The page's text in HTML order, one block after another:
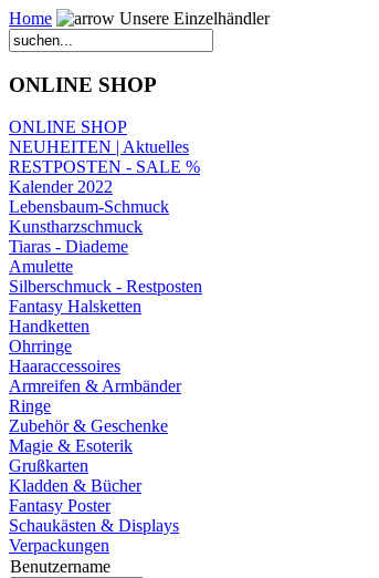
Home Unsere Einzelhändler
ONLINE SHOP
ONLINE SHOP
NEUHEITEN | Aktuelles
RESTPOSTEN - SALE %
Kalender 2022
Lebensbaum-Schmuck
Kunstharzschmuck
Tiaras - Diademe
Amulette
Silberschmuck - Restposten
Fantasy Halsketten
Handketten
Ohrringe
Haaraccessoires
Armreifen & Armbänder
Ringe
Zubehör & Geschenke
Magie & Esoterik
Grußkarten
Kladden & Bücher
Fantasy Poster
Schaukästen & Displays
Verpackungen
Benutzername